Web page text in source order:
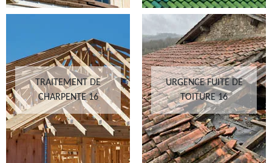
TRAITEMENT DE
CHARPENTE 16
URGENCE FUITE DE
TOITURE 16